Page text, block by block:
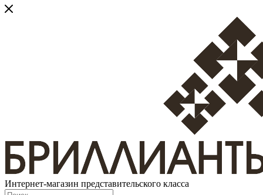
Интернет-магазин представительского класса